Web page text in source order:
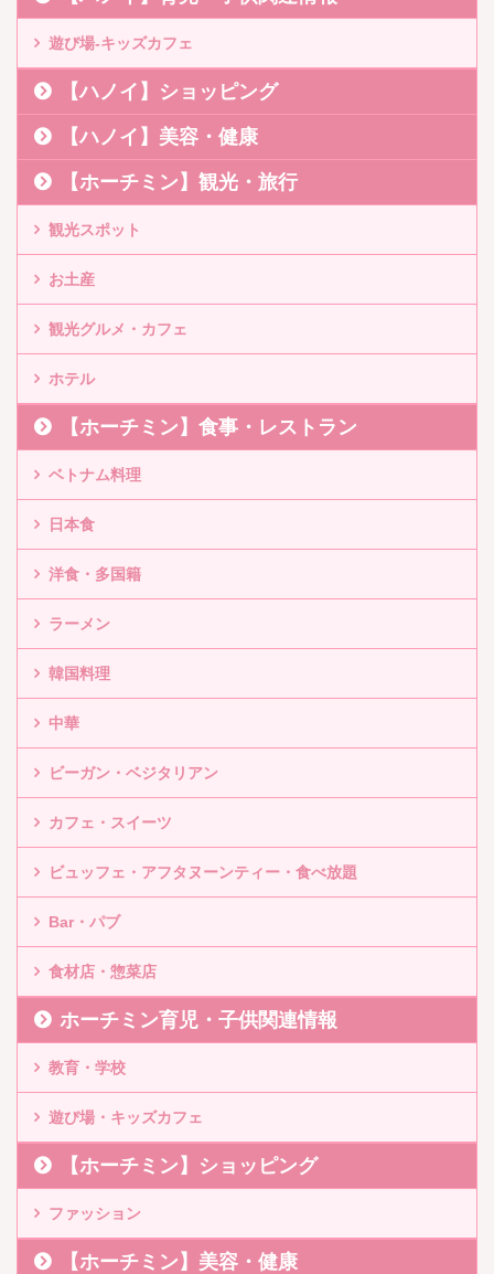
遊び場-キッズカフェ
【ハノイ】ショッピング
【ハノイ】美容・健康
【ホーチミン】観光・旅行
観光スポット
お土産
観光グルメ・カフェ
ホテル
【ホーチミン】食事・レストラン
ベトナム料理
日本食
洋食・多国籍
ラーメン
韓国料理
中華
ビーガン・ベジタリアン
カフェ・スイーツ
ビュッフェ・アフタヌーンティー・食べ放題
Bar・パブ
食材店・惣菜店
ホーチミン育児・子供関連情報
教育・学校
遊び場・キッズカフェ
【ホーチミン】ショッピング
ファッション
【ホーチミン】美容・健康